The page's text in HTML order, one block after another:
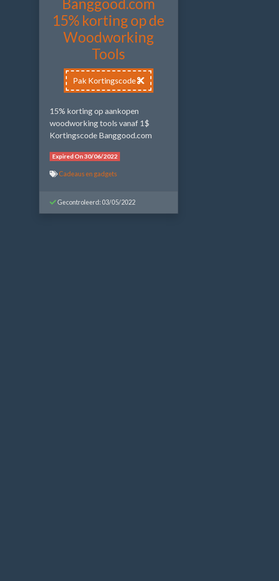
Banggood.com
15% korting op de
Woodworking
Tools
Pak Kortingscode
15% korting op aankopen
woodworking tools vanaf 1$
Kortingscode Banggood.com
Expired On 30/06/2022
Cadeaus en gadgets
Gecontroleerd: 03/05/2022